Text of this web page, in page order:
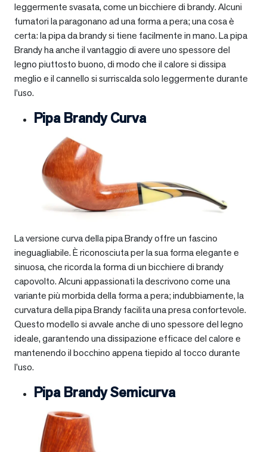
leggermente svasata, come un bicchiere di brandy. Alcuni
fumatori la paragonano ad una forma a pera; una cosa è
certa: la pipa da brandy si tiene facilmente in mano. La pipa
Brandy ha anche il vantaggio di avere uno spessore del
legno piuttosto buono, di modo che il calore si dissipa
meglio e il cannello si surriscalda solo leggermente durante
l’uso.
Pipa Brandy Curva
La versione curva della pipa Brandy offre un fascino
ineguagliabile. È riconosciuta per la sua forma elegante e
sinuosa, che ricorda la forma di un bicchiere di brandy
capovolto. Alcuni appassionati la descrivono come una
variante più morbida della forma a pera; indubbiamente, la
curvatura della pipa Brandy facilita una presa confortevole.
Questo modello si avvale anche di uno spessore del legno
ideale, garantendo una dissipazione efficace del calore e
mantenendo il bocchino appena tiepido al tocco durante
l’uso.
Pipa Brandy Semicurva